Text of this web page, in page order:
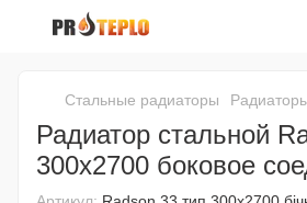
Стальные радиаторы
Радиатор стальной
300х2700 боковое